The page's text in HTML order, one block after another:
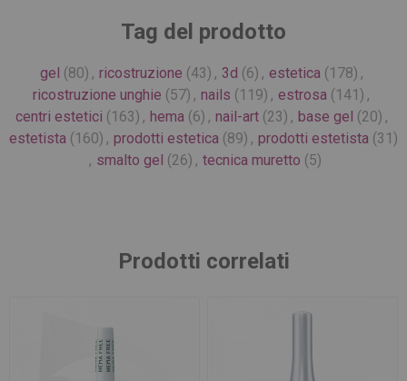
Tag del prodotto
gel (80) , ricostruzione (43) , 3d (6) , estetica (178) ,
ricostruzione unghie (57) , nails (119) , estrosa (141) ,
centri estetici (163) , hema (6) , nail-art (23) , base gel (20) ,
estetista (160) , prodotti estetica (89) , prodotti estetista (31)
, smalto gel (26) , tecnica muretto (5)
Prodotti correlati